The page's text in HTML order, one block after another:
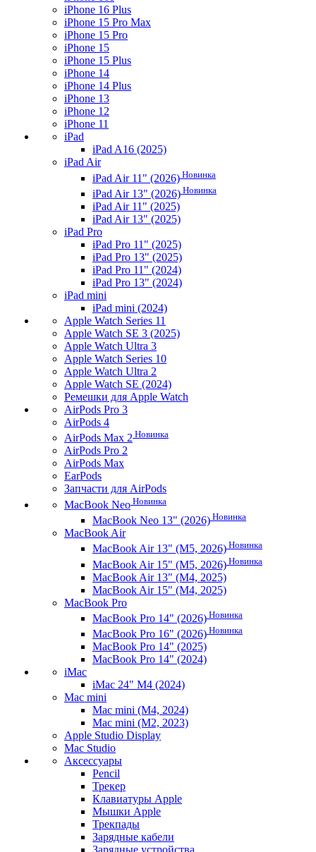
iPhone 16 Plus
iPhone 15 Pro Max
iPhone 15 Pro
iPhone 15
iPhone 15 Plus
iPhone 14
iPhone 14 Plus
iPhone 13
iPhone 12
iPhone 11
iPad
iPad A16 (2025)
iPad Air
iPad Air 11" (2026) Новинка
iPad Air 13" (2026) Новинка
iPad Air 11" (2025)
iPad Air 13" (2025)
iPad Pro
iPad Pro 11" (2025)
iPad Pro 13" (2025)
iPad Pro 11" (2024)
iPad Pro 13" (2024)
iPad mini
iPad mini (2024)
Apple Watch Series 11
Apple Watch SE 3 (2025)
Apple Watch Ultra 3
Apple Watch Series 10
Apple Watch Ultra 2
Apple Watch SE (2024)
Ремешки для Apple Watch
AirPods Pro 3
AirPods 4
AirPods Max 2 Новинка
AirPods Pro 2
AirPods Max
EarPods
Запчасти для AirPods
MacBook Neo Новинка
MacBook Neo 13" (2026) Новинка
MacBook Air
MacBook Air 13" (M5, 2026) Новинка
MacBook Air 15" (M5, 2026) Новинка
MacBook Air 13" (M4, 2025)
MacBook Air 15" (M4, 2025)
MacBook Pro
MacBook Pro 14" (2026) Новинка
MacBook Pro 16" (2026) Новинка
MacBook Pro 14" (2025)
MacBook Pro 14" (2024)
iMac
iMac 24" M4 (2024)
Mac mini
Mac mini (M4, 2024)
Mac mini (M2, 2023)
Apple Studio Display
Mac Studio
Аксессуары
Pencil
Трекер
Клавиатуры Apple
Мышки Apple
Трекпады
Зарядные кабели